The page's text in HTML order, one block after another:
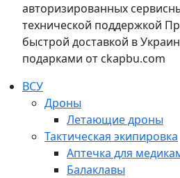
авторизированных
технической поддержкой
быстрой доставкой в
подарками от ckapbu.com
ВСУ
Дроны
Летающие дроны
Тактическая экипировка
Аптечка для
Балаклавы